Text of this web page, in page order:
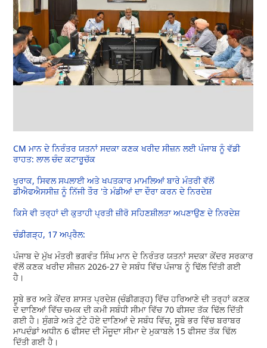
CM ਮਾਨ ਦੇ ਨਿਰੰਤਰ ਯਤਨਾਂ ਸਦਕਾ ਕਣਕ ਖਰੀਦ ਸੀਜ਼ਨ ਲਈ ਪੰਜਾਬ ਨੂੰ ਵੱਡੀ
ਰਾਹਤ: ਲਾਲ ਚੰਦ ਕਟਾਰੂਚੱਕ
ਖੁਰਾਕ, ਸਿਵਲ ਸਪਲਾਈ ਅਤੇ ਖਪਤਕਾਰ ਮਾਮਲਿਆਂ ਬਾਰੇ ਮੰਤਰੀ ਵੱਲੋਂ
ਡੀਐਫਐਸਸੀਜ਼ ਨੂੰ ਨਿੱਜੀ ਤੌਰ 'ਤੇ ਮੰਡੀਆਂ ਦਾ ਦੌਰਾ ਕਰਨ ਦੇ ਨਿਰਦੇਸ਼
ਕਿਸੇ ਵੀ ਤਰ੍ਹਾਂ ਦੀ ਕੁਤਾਹੀ ਪ੍ਰਤੀ ਜ਼ੀਰੋ ਸਹਿਣਸ਼ੀਲਤਾ ਅਪਣਾਉਣ ਦੇ ਨਿਰਦੇਸ਼
ਚੰਡੀਗੜ੍ਹ, 17 ਅਪ੍ਰੈਲ:
ਪੰਜਾਬ ਦੇ ਮੁੱਖ ਮੰਤਰੀ ਭਗਵੰਤ ਸਿੰਘ ਮਾਨ ਦੇ ਨਿਰੰਤਰ ਯਤਨਾਂ ਸਦਕਾ ਕੇਂਦਰ ਸਰਕਾਰ
ਵੱਲੋਂ ਕਣਕ ਖਰੀਦ ਸੀਜ਼ਨ 2026-27 ਦੇ ਸਬੰਧ ਵਿੱਚ ਪੰਜਾਬ ਨੂੰ ਢਿੱਲ ਦਿੱਤੀ ਗਈ
ਹੈ।
ਸੂਬੇ ਭਰ ਅਤੇ ਕੇਂਦਰ ਸ਼ਾਸਤ ਪ੍ਰਦੇਸ਼ (ਚੰਡੀਗੜ੍ਹ) ਵਿੱਚ ਹਰਿਆਣੇ ਦੀ ਤਰ੍ਹਾਂ ਕਣਕ
ਦੇ ਦਾਣਿਆਂ ਵਿੱਚ ਚਮਕ ਦੀ ਕਮੀ ਸਬੰਧੀ ਸੀਮਾ ਵਿੱਚ 70 ਫੀਸਦ ਤੱਕ ਢਿੱਲ ਦਿੱਤੀ
ਗਈ ਹੈ। ਸੁੰਗੜੇ ਅਤੇ ਟੁੱਟੇ ਹੋਏ ਦਾਣਿਆਂ ਦੇ ਸਬੰਧ ਵਿੱਚ, ਸੂਬੇ ਭਰ ਵਿੱਚ ਬਰਾਬਰ
ਮਾਪਦੰਡਾਂ ਅਧੀਨ 6 ਫੀਸਦ ਦੀ ਮੌਜੂਦਾ ਸੀਮਾ ਦੇ ਮੁਕਾਬਲੇ 15 ਫੀਸਦ ਤੱਕ ਢਿੱਲ
ਦਿੱਤੀ ਗਈ ਹੈ।